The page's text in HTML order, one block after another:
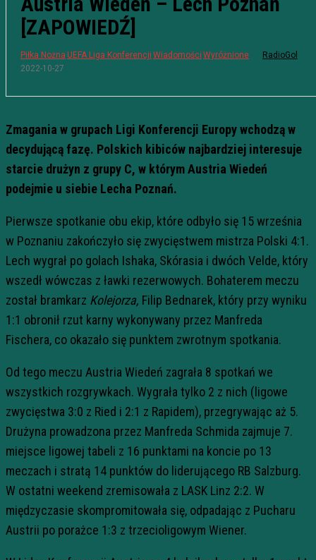
[ZAPOWIEDŹ]
Piłka Nożna UEFA Liga Konferencji Wiadomości Wyróżnione
RadioGol
2022-10-27
Zmagania w grupach Ligi Konferencji Europy wchodzą w
decydującą fazę. Polskich kibiców najbardziej interesuje
starcie drużyn z grupy C, w którym Austria Wiedeń
podejmie u siebie Lecha Poznań.
Pierwsze spotkanie obu ekip, które odbyło się 15 września
w Poznaniu zakończyło się zwycięstwem mistrza Polski 4:1.
Lech wygrał po golach Ishaka, Skórasia i dwóch Velde, który
wszedł wówczas z ławki rezerwowych. Bohaterem meczu
został bramkarz Kolejorza, Filip Bednarek, który przy wyniku
1:1 obronił rzut karny wykonywany przez Manfreda
Fischera, co okazało się punktem zwrotnym spotkania.
Od tego meczu Austria Wiedeń zagrała 8 spotkań we
wszystkich rozgrywkach. Wygrała tylko 2 z nich (ligowe
zwycięstwa 3:0 z Ried i 2:1 z Rapidem), przegrywając aż 5.
Drużyna prowadzona przez Manfreda Schmida zajmuje 7.
miejsce ligowej tabeli z 16 punktami na koncie po 13
meczach i stratą 14 punktów do liderującego RB Salzburg.
W ostatni weekend zremisowała z LASK Linz 2:2. W
międzyczasie skompromitowała się, odpadając z Pucharu
Austrii po porażce 1:3 z trzecioligowym Wiener.